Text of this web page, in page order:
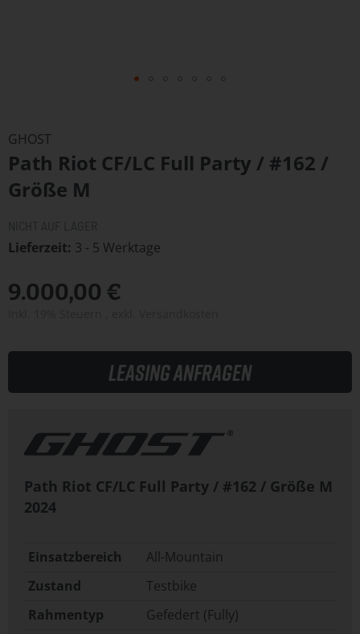
der
Bildergalerie
springen
GHOST
Path Riot CF/LC Full Party / #162 /
Größe M
Lieferzeit 3 - 5 Werktage
9.000,00 €
Leasing anfragen
Path Riot CF/LC Full Party / #162 / Größe M
2024
Einsatzbereich
All-Mountain
Zustand
Testbike
Rahmentyp
Gefedert (Fully)